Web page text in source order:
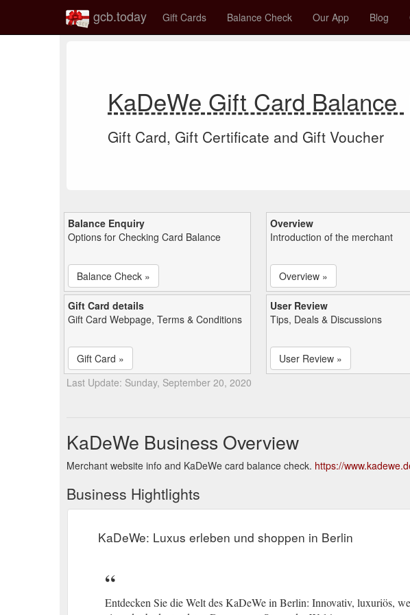
gcb.today Gift Cards Balance Check Our App Blog
KaDeWe Gift Card Balance
Gift Card, Gift Certificate and Gift Voucher
Balance Enquiry
Options for Checking Card Balance
Balance Check »
Overview
Introduction of the merchant
Overview »
Gift Card details
Gift Card Webpage, Terms & Conditions
Gift Card »
User Review
Tips, Deals & Discussions
User Review »
Last Update: Sunday, September 20, 2020
KaDeWe Business Overview
Merchant website info and KaDeWe card balance check. https://
Business Hightlights
KaDeWe: Luxus erleben und shoppen in Berlin
Entdecken Sie die Welt des KaDeWe in Berlin: Innovativ, luxuriös,